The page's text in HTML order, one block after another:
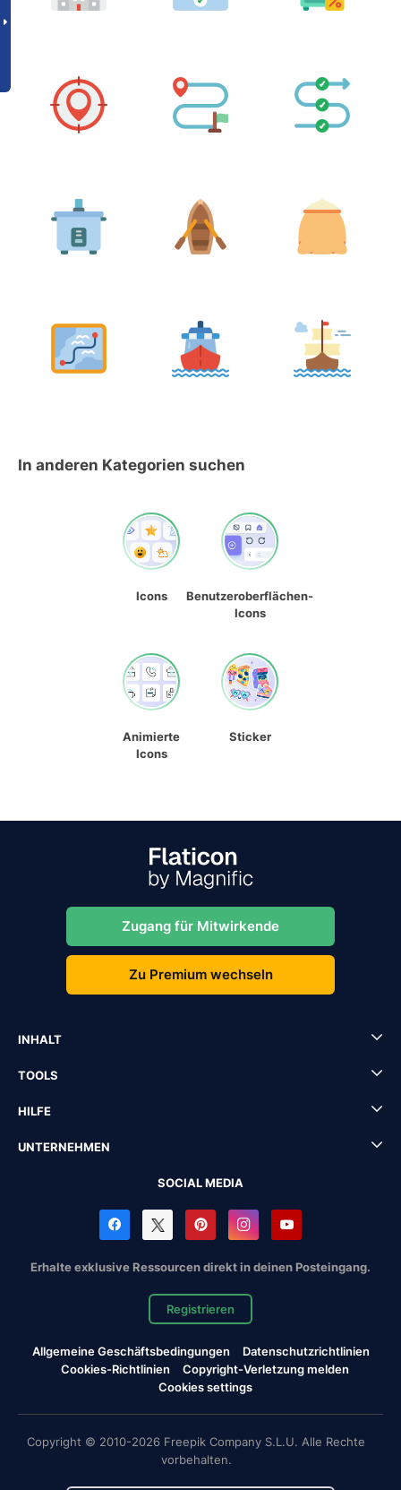
In anderen Kategorien suchen
Icons
Benutzeroberflächen-
Icons
Animierte
Icons
Sticker
Zugang für Mitwirkende
Zu Premium wechseln
INHALT
TOOLS
HILFE
UNTERNEHMEN
SOCIAL MEDIA
Erhalte exklusive Ressourcen direkt in deinen Posteingang.
Registrieren
Allgemeine Geschäftsbedingungen
Datenschutzrichtlinien
Cookies-Richtlinien
Copyright-Verletzung melden
Cookies settings
Copyright © 2010-2026 Freepik Company S.L.U. Alle Rechte
vorbehalten.